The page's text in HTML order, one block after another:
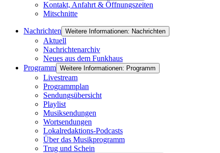
Kontakt, Anfahrt & Öffnungszeiten
Mitschnitte
Nachrichten Weitere Informationen: Nachrichten
Aktuell
Nachrichtenarchiv
Neues aus dem Funkhaus
Programm Weitere Informationen: Programm
Livestream
Programmplan
Sendungsübersicht
Playlist
Musiksendungen
Wortsendungen
Lokalredaktions-Podcasts
Über das Musikprogramm
Trug und Schein